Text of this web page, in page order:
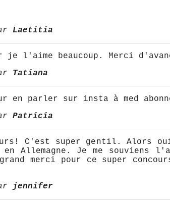
Laetitia
je l'aime beaucoup. Merci
Tatiana
en parler sur insta à med
Patricia
C'est super gentil.
Allemagne. Je me souviens
merci pour ce super
jennifer